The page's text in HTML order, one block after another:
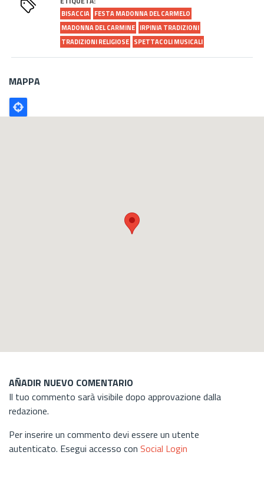
BISACCIA FESTA MADONNA DEL CARMELO
MADONNA DEL CARMINE IRPINIA TRADIZIONI
TRADIZIONI RELIGIOSE SPETTACOLI MUSICALI
MAPPA
Poligono
GEO
AÑADIR NUEVO COMENTARIO
Il tuo commento sarà visibile dopo approvazione dalla
redazione.
Per inserire un commento devi essere un utente
autenticato. Esegui accesso con Social Login